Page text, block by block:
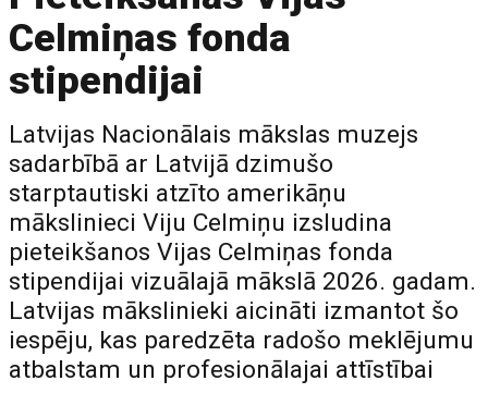
Celmiņas fonda
stipendijai
Latvijas Nacionālais mākslas muzejs
sadarbībā ar Latvijā dzimušo
starptautiski atzīto amerikāņu
mākslinieci Viju Celmiņu izsludina
pieteikšanos Vijas Celmiņas fonda
stipendijai vizuālajā mākslā 2026. gadam.
Latvijas mākslinieki aicināti izmantot šo
iespēju, kas paredzēta radošo meklējumu
atbalstam un profesionālajai attīstībai